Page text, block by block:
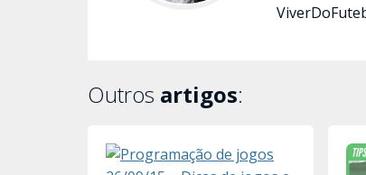
Outros artigos: